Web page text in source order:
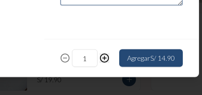
madre molde.
S/ 19.90
AgregarS/ 14.90